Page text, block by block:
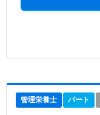
管理栄養士 パート